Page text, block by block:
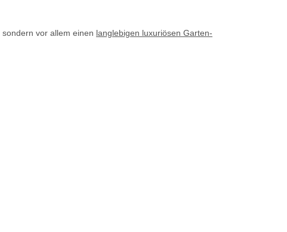
sondern vor allem einen langlebigen luxuriösen Garten-